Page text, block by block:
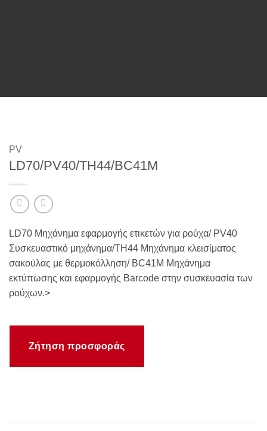
PV
LD70/PV40/TH44/BC41M
LD70 Μηχάνημα εφαρμογής ετικετών για ρούχα/ PV40
Συσκευαστικό μηχάνημα/TH44 Μηχάνημα κλεισίματος
σακούλας με θερμοκόλληση/ BC41M Μηχάνημα
εκτύπωσης και εφαρμογής Barcode στην συσκευασία των
ρούχων.>
Ζήτηση προσφοράς